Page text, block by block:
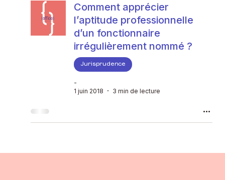
Comment apprécier
l’aptitude professionnelle
d’un fonctionnaire
irrégulièrement nommé ?
Jurisprudence
-
1 juin 2018
3 min de lecture